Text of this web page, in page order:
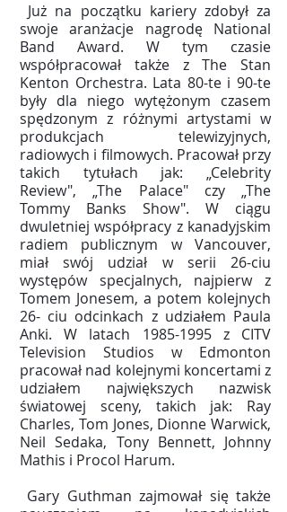
Już na początku kariery zdobył za
swoje aranżacje nagrodę National
Band Award. W tym czasie
współpracował także z The Stan
Kenton Orchestra. Lata 80-te i 90-te
były dla niego wytężonym czasem
spędzonym z różnymi artystami w
produkcjach telewizyjnych,
radiowych i filmowych. Pracował przy
takich tytułach jak: „Celebrity
Review", „The Palace" czy „The
Tommy Banks Show". W ciągu
dwuletniej współpracy z kanadyjskim
radiem publicznym w Vancouver,
miał swój udział w serii 26-ciu
występów specjalnych, najpierw z
Tomem Jonesem, a potem kolejnych
26- ciu odcinkach z udziałem Paula
Anki. W latach 1985-1995z CITV
Television Studios w Edmonton
pracował nad kolejnymi koncertami z
udziałem największych nazwisk
światowej sceny, takich jak: Ray
Charles, Tom Jones, Dionne Warwick,
Neil Sedaka, Tony Bennett, Johnny
Mathis i Procol Harum.
Gary Guthman zajmował się także